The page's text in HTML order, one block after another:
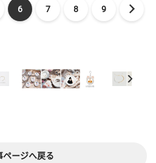
6 7 8 9
ページへ戻る